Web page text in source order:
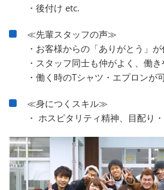
・後付け etc.
≪先輩スタッフの声≫
・お客様からの「ありがとう」が
・スタッフ同士も仲がよく、働き
・働く時のTシャツ・エプロンが
≪身につくスキル≫
・ ホスピタリティ精神、目配り